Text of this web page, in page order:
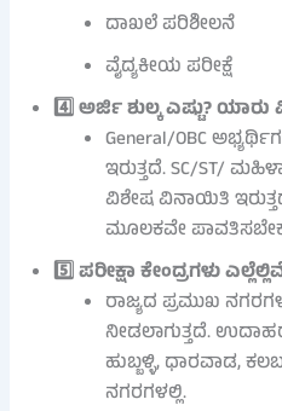
ದಾಖಲೆ ಪರಿಶೀಲನೆ
ವೈದ್ಯಕೀಯ ಪರೀಕ್ಷೆ
4️⃣ ಅರ್ಜಿ ಶುಲ್ಕ ಎಷ್ಟು?
General/OBC
ಇರುತ್ತದೆ. SC/ST/
ವಿಶೇಷ ವಿನಾಯಿತಿ
ಮೂಲಕವೇ
5️⃣ ಪರೀಕ್ಷಾ ಕೇಂದ್ರಗಳು
ರಾಜ್ಯದ ಪ್ರಮುಖ
ನೀಡಲಾಗುತ್ತದೆ.
ಹುಬ್ಬಳ್ಳಿ, ಧಾರವಾಡ,
ನಗರಗಳಲ್ಲಿ.